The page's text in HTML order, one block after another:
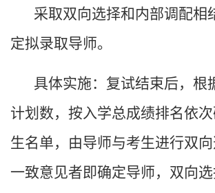
采取双向选择和内部调配相
定拟录取导师。
具体实施：复试结束后，根
计划数，按入学总成绩排名依
生名单，由导师与考生进行双
一致意见者即确定导师，双向